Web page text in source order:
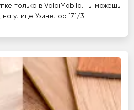
только в ValdiMobila. Ты можешь
улице Узинелор 171/3.